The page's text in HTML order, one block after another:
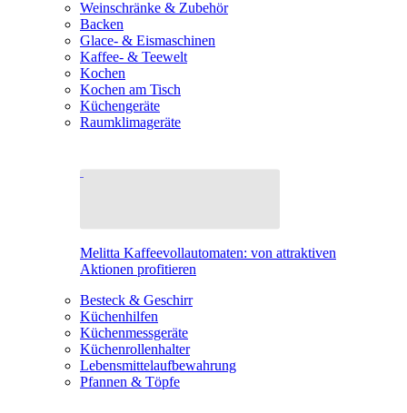
Weinschränke & Zubehör
Backen
Glace- & Eismaschinen
Kaffee- & Teewelt
Kochen
Kochen am Tisch
Küchengeräte
Raumklimageräte
Melitta Kaffeevollautomaten: von attraktiven
Aktionen profitieren
Besteck & Geschirr
Küchenhilfen
Küchenmessgeräte
Küchenrollenhalter
Lebensmittelaufbewahrung
Pfannen & Töpfe